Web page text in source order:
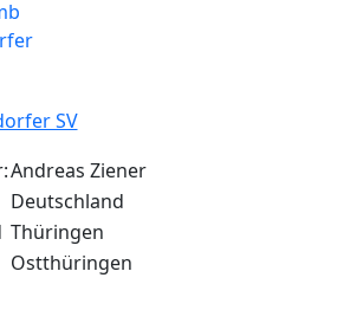
SV
Andreas Ziener
Deutschland
Thüringen
Ostthüringen